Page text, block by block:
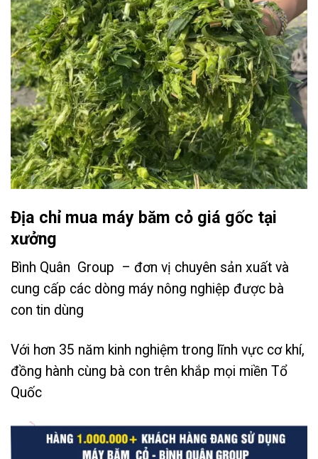
Địa chỉ mua máy băm cỏ giá gốc tại
xưởng
Bình Quân Group – đơn vị chuyên sản xuất và
cung cấp các dòng máy nông nghiệp được bà
con tin dùng
Với hơn 35 năm kinh nghiệm trong lĩnh vực cơ khí,
đồng hành cùng bà con trên khắp mọi miền Tổ
Quốc